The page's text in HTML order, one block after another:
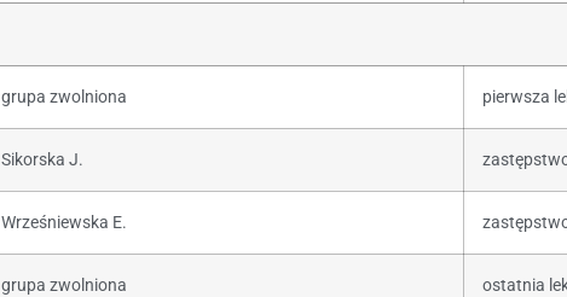
grupa zwolniona pierwsza
Sikorska J.
Wrześniewska E.
grupa zwolniona ostatnia